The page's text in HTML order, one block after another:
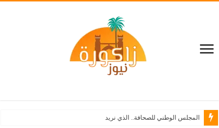
المجلس الوطني للصحافة.. الذي نريد